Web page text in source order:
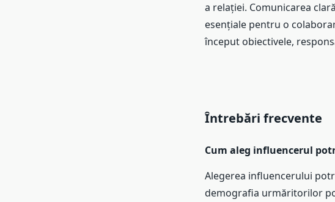
a relației. Comunicarea
esențiale pentru o
început obiectivele,
Întrebări frecvente
Cum aleg influencerul
Alegerea influencerului
demografia urmăritorilor